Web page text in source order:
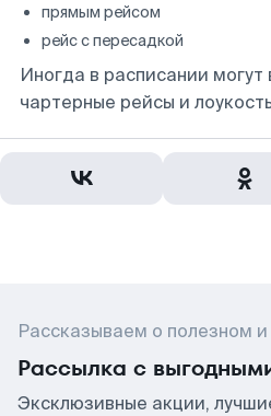
прямым рейсом
рейс с пересадкой
Иногда в расписании могут
чартерные рейсы и
Рассказываем о полезном
Рассылка с
Эксклюзивные акции,